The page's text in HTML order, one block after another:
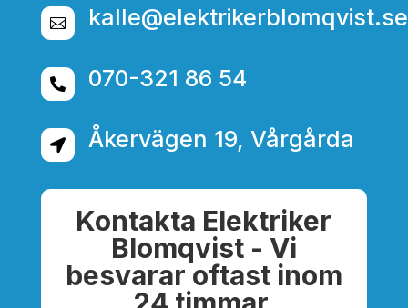
 kalle@elektrikerblomqvist.se
 070-321 86 54
 Åkervägen 19, Vårgårda
Kontakta Elektriker
Blomqvist - Vi
besvarar oftast inom